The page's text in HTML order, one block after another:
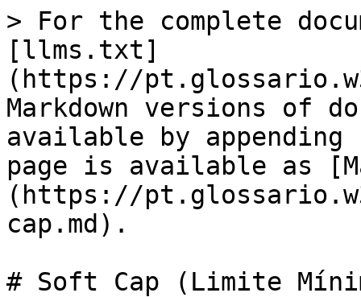
> For the complete
[llms.txt]
(https://
Markdown versions of
available by
page is available as
(https://
cap.md).
# Soft Cap (Limite